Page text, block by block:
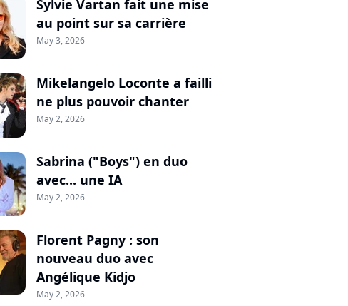
Sylvie Vartan fait une mise
au point sur sa carrière
May 3, 2026
Mikelangelo Loconte a failli
ne plus pouvoir chanter
May 2, 2026
Sabrina ("Boys") en duo
avec... une IA
May 2, 2026
Florent Pagny : son
nouveau duo avec
Angélique Kidjo
May 2, 2026